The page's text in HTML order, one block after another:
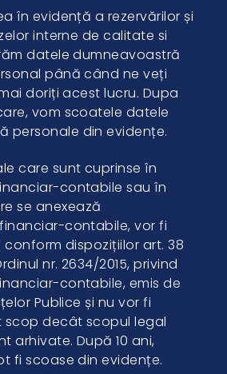
în evidență a rezervărilor și
interne de calitate si
datele dumneavoastră
până când ne veți
doriți acest lucru. Dupa
vom scoatele datele
personale din evidențe.
care sunt cuprinse în
contabile sau în
se anexează
contabile, vor fi
conform dispozițiilor art. 38
nr. 2634/2015, privind
contabile, emis de
Publice și nu vor fi
decât scopul legal
arhivate. După 10 ani,
fi scoase din evidențe.